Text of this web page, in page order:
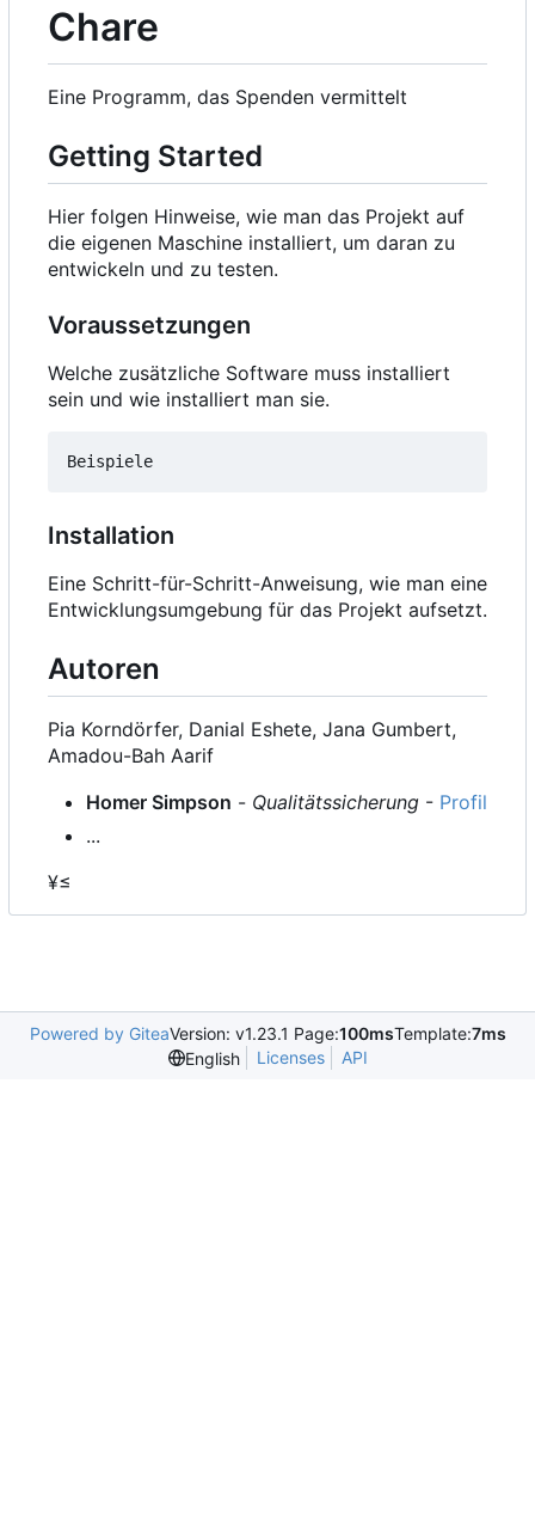
Chare
Eine Programm, das Spenden vermittelt
Getting Started
Hier folgen Hinweise, wie man das Projekt auf
die eigenen Maschine installiert, um daran zu
entwickeln und zu testen.
Voraussetzungen
Welche zusätzliche Software muss installiert
sein und wie installiert man sie.
Installation
Eine Schritt-für-Schritt-Anweisung, wie man eine
Entwicklungsumgebung für das Projekt aufsetzt.
Autoren
Pia Korndörfer, Danial Eshete, Jana Gumbert,
Amadou-Bah Aarif
Homer Simpson - Qualitätssicherung - Profil
...
¥≤
Powered by GiteaVersion: v1.23.1 Page:100msTemplate:7ms
English
Licenses API